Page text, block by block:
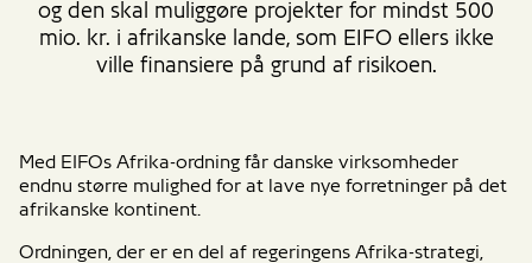
og den skal muliggøre projekter for mindst 500
mio. kr. i afrikanske lande, som EIFO ellers ikke
ville finansiere på grund af risikoen.
Med EIFOs Afrika-ordning får danske virksomheder
endnu større mulighed for at lave nye forretninger på det
afrikanske kontinent.
Ordningen, der er en del af regeringens Afrika-strategi,